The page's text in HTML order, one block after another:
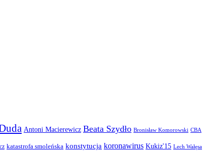
Antoni Macierewicz Beata Szydło Bronisław Komorowski CBA
katastrofa smoleńska konstytucja koronawirus Kukiz'15 Lech Wałęsa